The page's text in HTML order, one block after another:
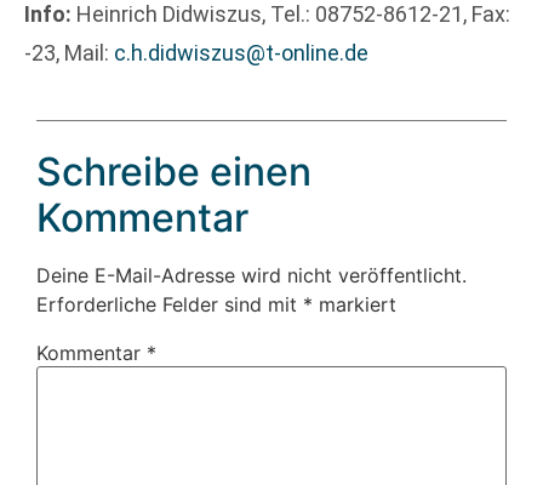
Info: Heinrich Didwiszus, Tel.: 08752-8612-21, Fax:
-23, Mail: c.h.didwiszus@t-online.de
Schreibe einen
Kommentar
Deine E-Mail-Adresse wird nicht veröffentlicht.
Erforderliche Felder sind mit * markiert
Kommentar *